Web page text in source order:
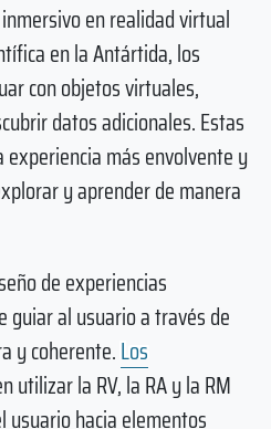
en realidad virtual
en la Antártida, los
con objetos virtuales,
datos adicionales. Estas
más envolvente y
y aprender de manera
de experiencias
al usuario a través de
y coherente.Los
utilizar la RV, la RA y la RM
hacia elementos